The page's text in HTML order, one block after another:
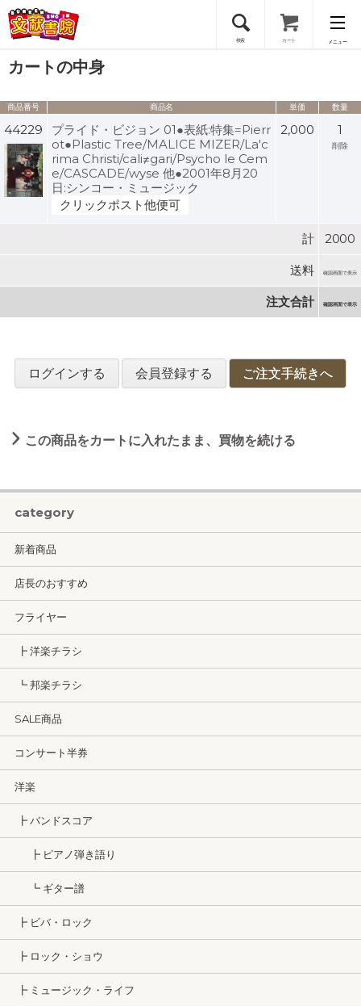
検索 カート メニュー
会員登録
ログイン
カートの中身
商品番号 商品名 単価 数量
44229
プライド・ビジョン 01●表紙:特集=Pierr
ot●Plastic Tree/MALICE MIZER/La'c
rima Christi/cali≠gari/Psycho le Cem
e/CASCADE/wyse 他●2001年8月20
日:シンコー・ミュージック
クリックポスト他便可
2,000 1
削除
計 2000
送料 確認画面で表示
注文合計 確認画面で表示
ログインする 会員登録する ご注文手続きへ
この商品をカートに入れたまま、買物を続ける
category
新着商品
店長のおすすめ
フライヤー
┣ 洋楽チラシ
┗ 邦楽チラシ
SALE商品
コンサート半券
洋楽
┣ バンドスコア
┣ ピアノ弾き語り
┗ ギター譜
┣ ビバ・ロック
┣ ロック・ショウ
┣ ミュージック・ライフ